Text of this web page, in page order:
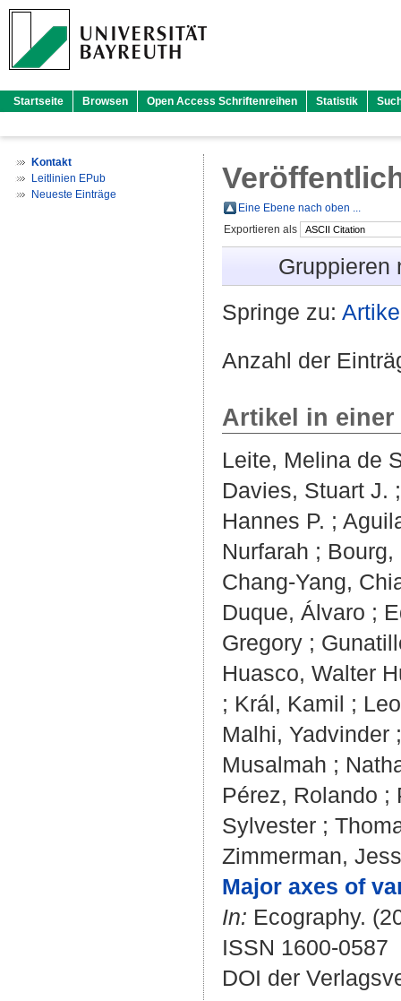
Startseite Browsen Open Access Schriftenreihen Statistik
Kontakt
Leitlinien EPub
Neueste Einträge
Eine Ebene nach oben ...
Exportieren als
Gruppieren
Springe zu:
Anzahl der
Artikel in
Leite, Melina de
Davies, Stuart J.
Hannes P. ;
Nurfarah ; Bourg,
Chang‐Yang,
Duque, Álvaro ;
Gregory ;
Huasco, Walter
; Král, Kamil ;
Malhi, Yadvinder
Musalmah ;
Pérez, Rolando ;
Sylvester ;
Zimmerman, Jess
Major axes of
In: Ecography.
ISSN 1600-0587
DOI der